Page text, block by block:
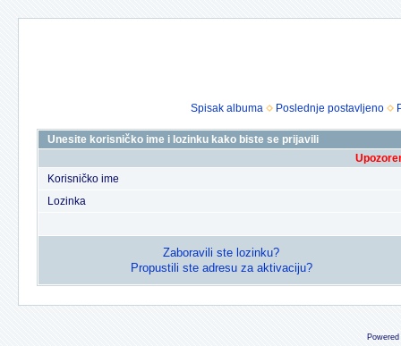
Spisak albuma Poslednje postavljeno
Unesite korisničko ime i lozinku kako biste se prijavili
Korisničko ime
Lozinka
Zaboravili ste lozinku?
Propustili ste adresu za aktivaciju?